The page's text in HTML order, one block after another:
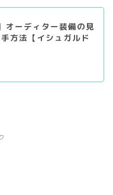
オーディター装備の見
方法【イシュガルド